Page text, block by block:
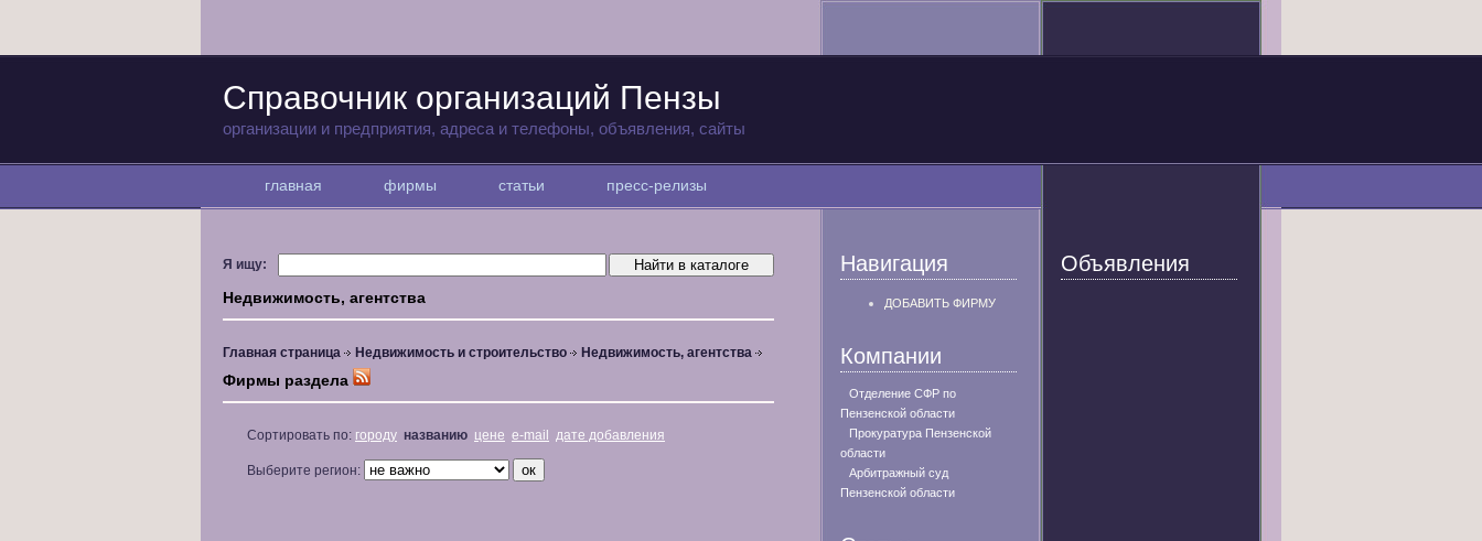
Справочник организаций Пензы
организации и предприятия, адреса и телефоны, объявления, сайты
главная фирмы статьи пресс-релизы
Я ищу:
Недвижимость, агентства
Главная страница Недвижимость и строительство Недвижимость, агентства
Фирмы раздела
Сортировать по: городу названию цене e-mail дате добавления
Выберите регион:
Навигация
ДОБАВИТЬ ФИРМУ
Компании
Отделение СФР по
Пензенской области
Прокуратура Пензенской
области
Арбитражный суд
Пензенской области
Объявления